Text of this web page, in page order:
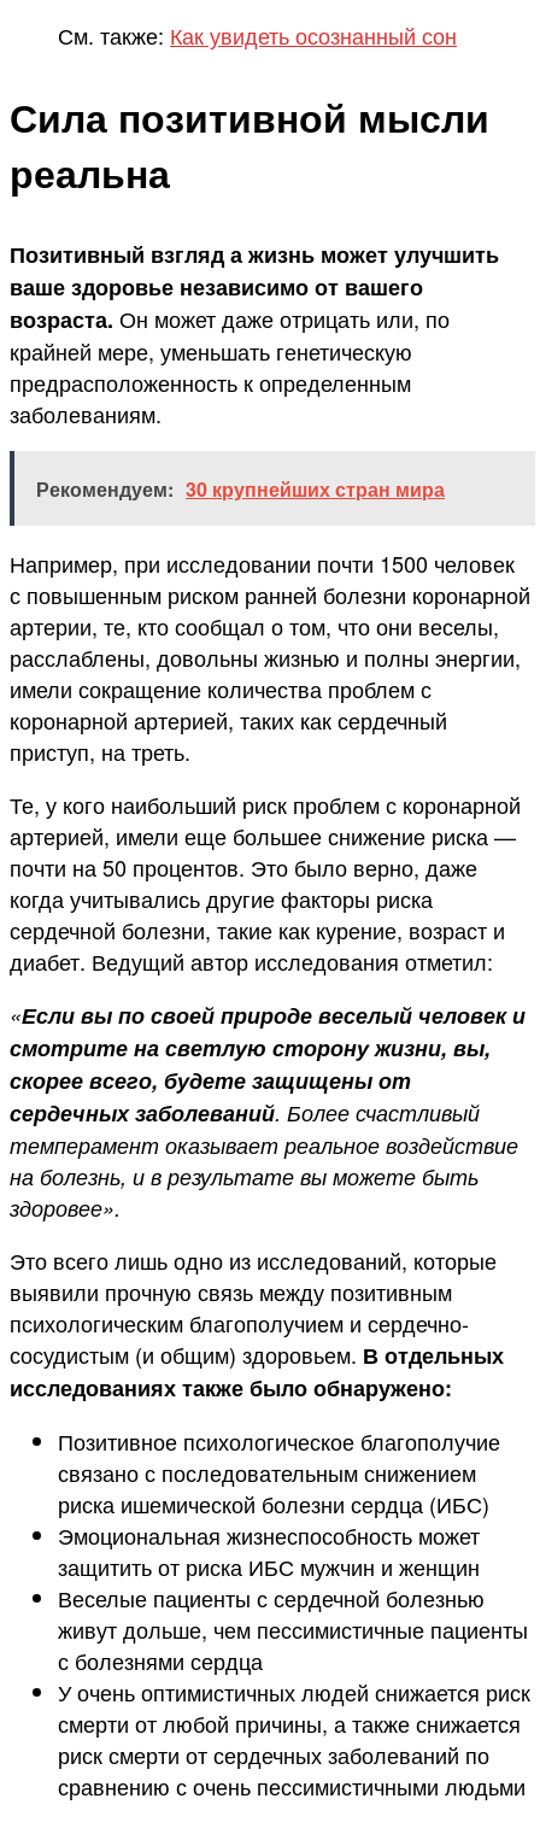
См. также: Как увидеть осознанный сон
Сила позитивной мысли
реальна
Позитивный взгляд а жизнь может улучшить
ваше здоровье независимо от вашего
возраста. Он может даже отрицать или, по
крайней мере, уменьшать генетическую
предрасположенность к определенным
заболеваниям.
Рекомендуем: 30 крупнейших стран мира
Например, при исследовании почти 1500 человек
с повышенным риском ранней болезни коронарной
артерии, те, кто сообщал о том, что они веселы,
расслаблены, довольны жизнью и полны энергии,
имели сокращение количества проблем с
коронарной артерией, таких как сердечный
приступ, на треть.
Те, у кого наибольший риск проблем с коронарной
артерией, имели еще большее снижение риска —
почти на 50 процентов. Это было верно, даже
когда учитывались другие факторы риска
сердечной болезни, такие как курение, возраст и
диабет. Ведущий автор исследования отметил:
«Если вы по своей природе веселый человек и
смотрите на светлую сторону жизни, вы,
скорее всего, будете защищены от
сердечных заболеваний. Более счастливый
темперамент оказывает реальное воздействие
на болезнь, и в результате вы можете быть
здоровее».
Это всего лишь одно из исследований, которые
выявили прочную связь между позитивным
психологическим благополучием и сердечно-
сосудистым (и общим) здоровьем. В отдельных
исследованиях также было обнаружено:
Позитивное психологическое благополучие
связано с последовательным снижением
риска ишемической болезни сердца (ИБС)
Эмоциональная жизнеспособность может
защитить от риска ИБС мужчин и женщин
Веселые пациенты с сердечной болезнью
живут дольше, чем пессимистичные пациенты
с болезнями сердца
У очень оптимистичных людей снижается риск
смерти от любой причины, а также снижается
риск смерти от сердечных заболеваний по
сравнению с очень пессимистичными людьми